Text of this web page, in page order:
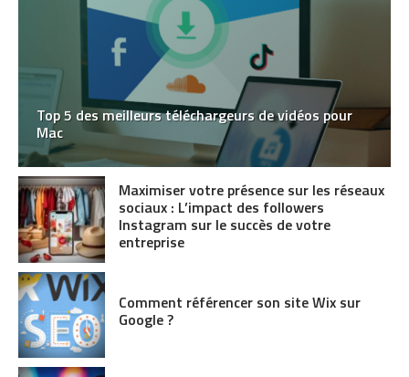
Top 5 des meilleurs téléchargeurs de vidéos pour
Mac
Maximiser votre présence sur les réseaux
sociaux : L’impact des followers
Instagram sur le succès de votre
entreprise
Comment référencer son site Wix sur
Google ?